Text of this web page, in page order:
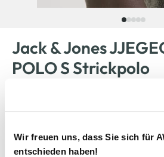
Wir freuen uns, dass Sie sich für
entschieden haben!
Jack & Jones
POLO S Strickpolo
Größe: